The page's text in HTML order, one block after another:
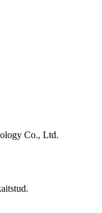
Co., Ltd.